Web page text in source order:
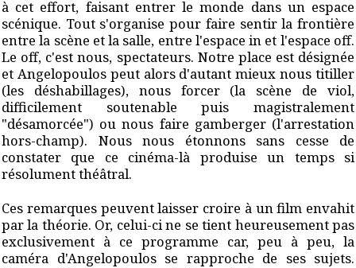
à cet effort, faisant entrer le monde dans un espace
scénique. Tout s'organise pour faire sentir la frontière
entre la scène et la salle, entre l'espace in et l'espace off.
Le off, c'est nous, spectateurs. Notre place est désignée
et Angelopoulos peut alors d'autant mieux nous titiller
(les déshabillages), nous forcer (la scène de viol,
difficilement soutenable puis magistralement
"désamorcée") ou nous faire gamberger (l'arrestation
hors-champ). Nous nous étonnons sans cesse de
constater que ce cinéma-là produise un temps si
résolument théâtral.
Ces remarques peuvent laisser croire à un film envahit
par la théorie. Or, celui-ci ne se tient heureusement pas
exclusivement à ce programme car, peu à peu, la
caméra d'Angelopoulos se rapproche de ses sujets.